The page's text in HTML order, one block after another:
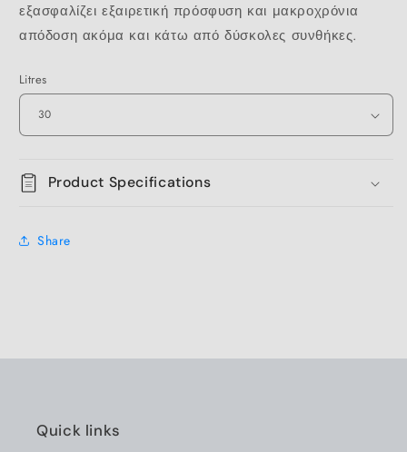
εξασφαλίζει εξαιρετική πρόσφυση και μακροχρόνια
απόδοση ακόμα και κάτω από δύσκολες συνθήκες.
Litres
Product Specifications
Share
Quick links